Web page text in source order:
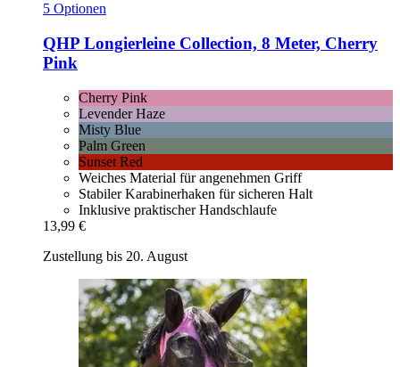
5 Optionen
QHP Longierleine Collection, 8 Meter, Cherry
Pink
Cherry Pink
Levender Haze
Misty Blue
Palm Green
Sunset Red
Weiches Material für angenehmen Griff
Stabiler Karabinerhaken für sicheren Halt
Inklusive praktischer Handschlaufe
13,99 €
Zustellung bis 20. August